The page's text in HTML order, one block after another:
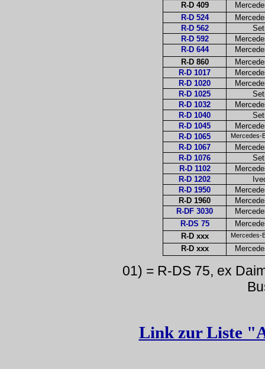
R-D 409
R-D 524
R-D 562
R-D 592
R-D 644
R-D 860
R-D 1017
R-D 1020
R-D 1025
R-D 1032
R-D 1040
R-D 1045
R-D 1065
Mercedes-
R-D 1067
R-D 1076
R-D 1102
R-D 1202
R-D 1950
R-D 1960
R-DF 3030
R-DS 75
R-D xxx
Mercedes-
R-D xxx
01) = R-DS 75, ex
Link zur Liste